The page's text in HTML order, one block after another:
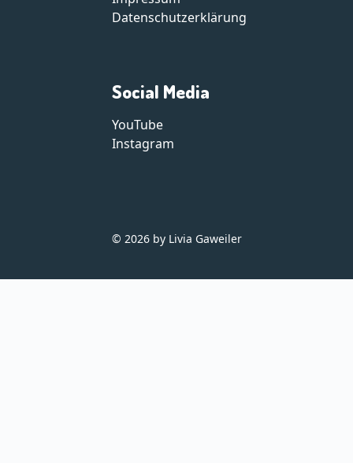
Datenschutzerklärung
Social Media
YouTube
Instagram
© 2026 by Livia Gaweiler